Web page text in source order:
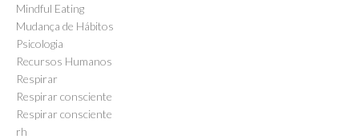
Mindful Eating
Mudança de Hábitos
Psicologia
Recursos Humanos
Respirar
Respirar consciente
Respirar consciente
rh